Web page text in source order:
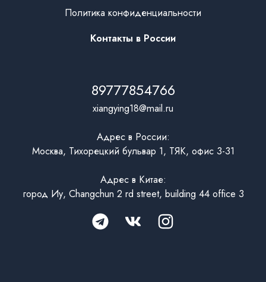
Политика конфиденциальности
Контакты в России
89777854766
xiangying18@mail.ru
Адрес в России:
Москва, Тихорецкий бульвар 1, ТЯК, офис 3-31
Адрес в Китае:
город Иу, Changchun 2 rd street, building 44 office 3